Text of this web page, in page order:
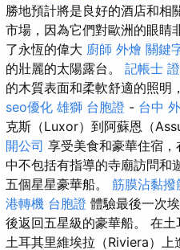
勝地預計將是良好的酒店和相
市場，因為它們對歐洲的眼睛
了永恆的偉大 廚師 外燴 關鍵
的壯麗的太陽露台。 記帳士
的木質表面和柔軟舒適的照明
seo優化 雄獅 台胞證 - 台中
克斯（Luxor）到阿蘇恩（
開公司 享受美食和豪華住宿，
中不包括有指導的寺廟訪問和
五個星星豪華船。 筋膜沾黏撥
港轉機 台胞證 體驗最後一次
後返回五星級的豪華船。 在
土耳其里維埃拉（Riviera）上